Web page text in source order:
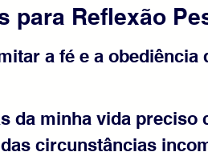
para Reflexão
a fé e a obediência
da minha vida
circunstâncias